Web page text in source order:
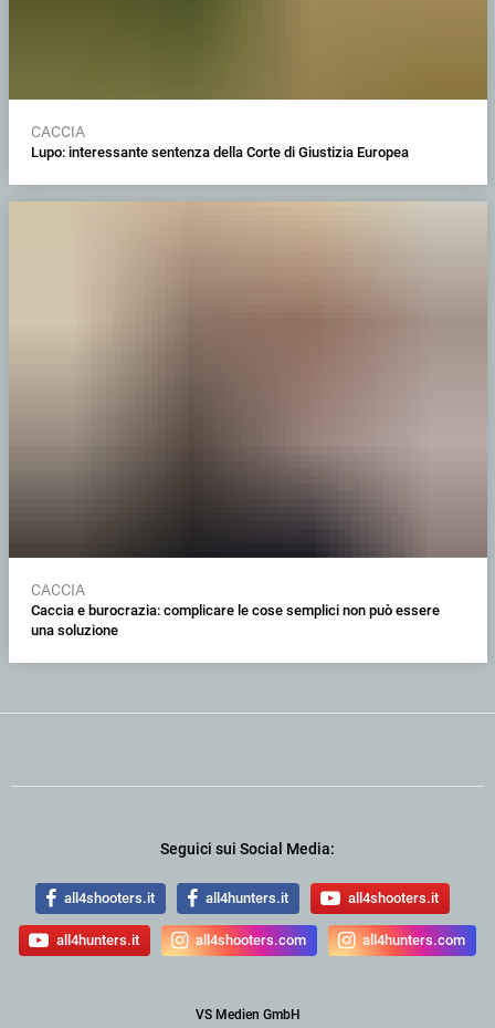
CACCIA
Lupo: interessante sentenza della Corte di Giustizia Europea
CACCIA
Caccia e burocrazia: complicare le cose semplici non può essere
una soluzione
Seguici sui Social Media:
all4shooters.it all4hunters.it all4shooters.it
all4hunters.it all4shooters.com all4hunters.com
VS Medien GmbH